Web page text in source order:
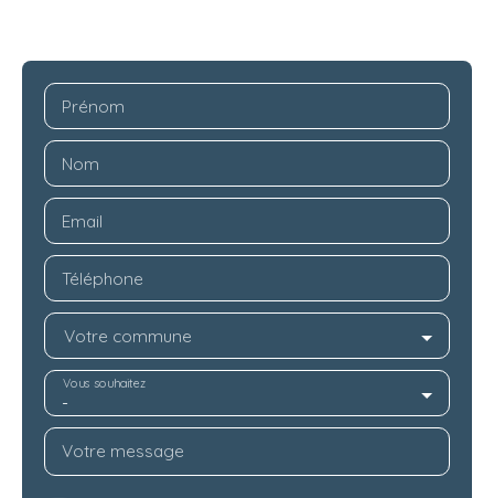
Prénom
Nom
Email
Téléphone
Votre commune
-
Vous souhaitez
Votre message